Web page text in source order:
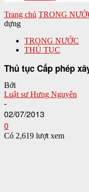
Trang chủ TRONG
dựng
TRONG NƯỚC
THỦ TỤC
Thủ tục Cấp phép
Bởi
Luật sư Hưng Nguyên
-
02/07/2013
0
Có 2,619 lượt xem